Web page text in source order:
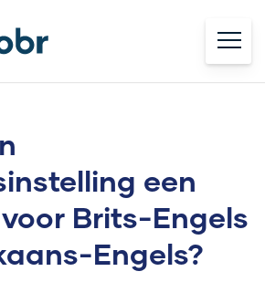
een
Brits-Engels
Engels?